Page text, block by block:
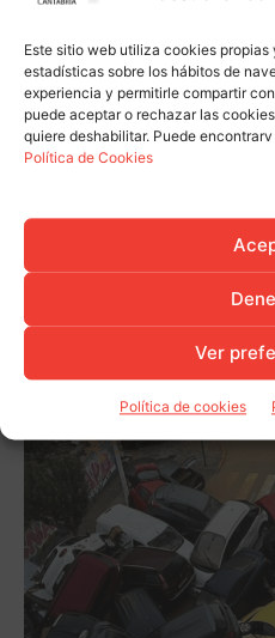
Este sitio web utiliza cookies
estadísticas sobre los hábitos de
experiencia y permitirle compartir
puede aceptar o rechazar las
quiere deshabilitar. Puede
Política de Cookies
Ver
Política de cookies